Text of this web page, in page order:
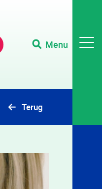
Menu
Terug